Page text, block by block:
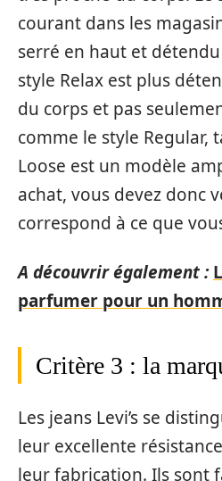
courant dans les
serré en haut et
style Relax est plus
du corps et pas
comme le style Regular,
Loose est un modèle
achat, vous devez donc
correspond à ce que
A découvrir également :
parfumer pour un
Critère 3 : la
Les jeans Levi’s se
leur excellente
leur fabrication. Ils sont